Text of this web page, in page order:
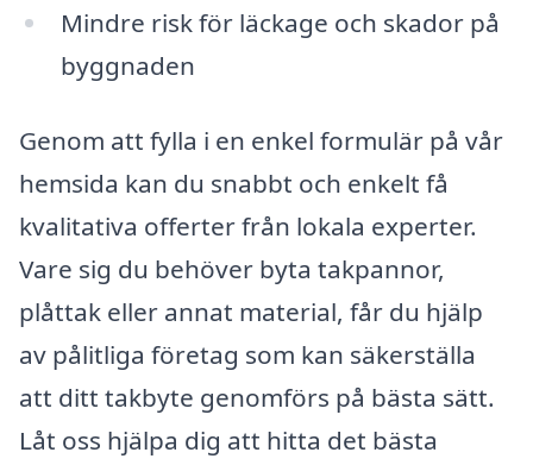
Mindre risk för läckage och skador på
byggnaden
Genom att fylla i en enkel formulär på vår
hemsida kan du snabbt och enkelt få
kvalitativa offerter från lokala experter.
Vare sig du behöver byta takpannor,
plåttak eller annat material, får du hjälp
av pålitliga företag som kan säkerställa
att ditt takbyte genomförs på bästa sätt.
Låt oss hjälpa dig att hitta det bästa